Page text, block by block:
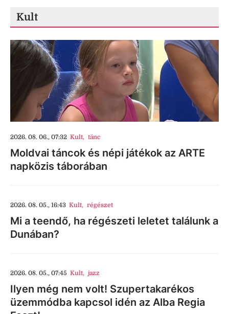
Kult
2026. 08. 06., 07:32 Kult, tánc
Moldvai táncok és népi játékok az ARTE
napközis táborában
2026. 08. 05., 16:43 Kult, régészet
Mi a teendő, ha régészeti leletet találunk a
Dunában?
2026. 08. 05., 07:45 Kult, jazz
Ilyen még nem volt! Szupertakarékos
üzemmódba kapcsol idén az Alba Regia